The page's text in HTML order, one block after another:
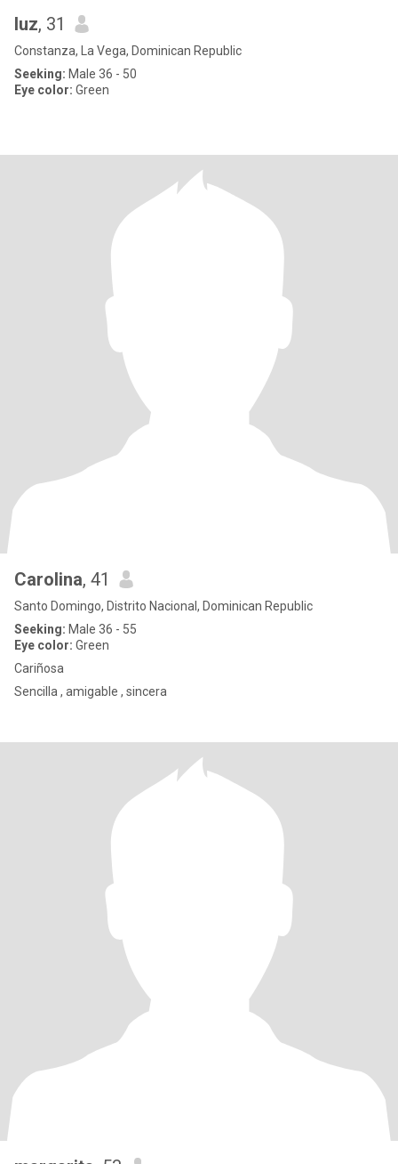
luz, 31
Constanza, La Vega, Dominican Republic
Seeking: Male 36 - 50
Eye color: Green
Carolina, 41
Santo Domingo, Distrito Nacional, Dominican Republic
Seeking: Male 36 - 55
Eye color: Green
Cariñosa
Sencilla , amigable , sincera